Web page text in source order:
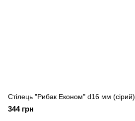
Стілець "Рибак Економ" d16 мм (сірий)
344 грн